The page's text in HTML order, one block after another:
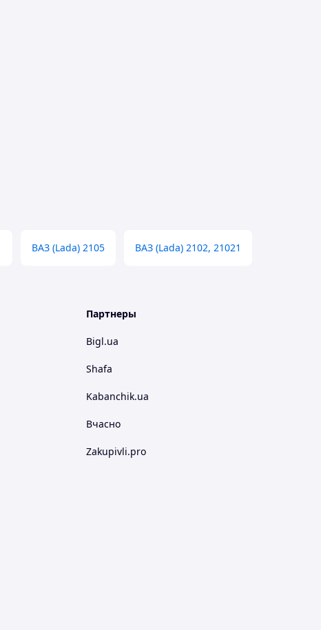
ВАЗ (Lada) 2105 ВАЗ (Lada) 2102, 21021
Партнеры
Bigl.ua
Shafa
Kabanchik.ua
Вчасно
Zakupivli.pro